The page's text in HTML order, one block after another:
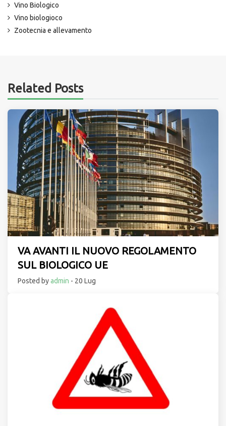
Vino Biologico
Vino biologioco
Zootecnia e allevamento
Related Posts
VA AVANTI IL NUOVO REGOLAMENTO
SUL BIOLOGICO UE
Posted byadmin - 20 Lug